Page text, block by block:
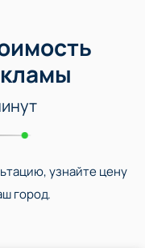
узнайте цену
город.